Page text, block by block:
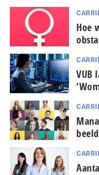
Hoe
VUB